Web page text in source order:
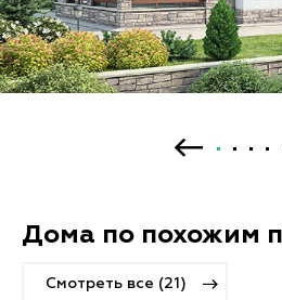
Дома по похожим
Смотреть все (21)